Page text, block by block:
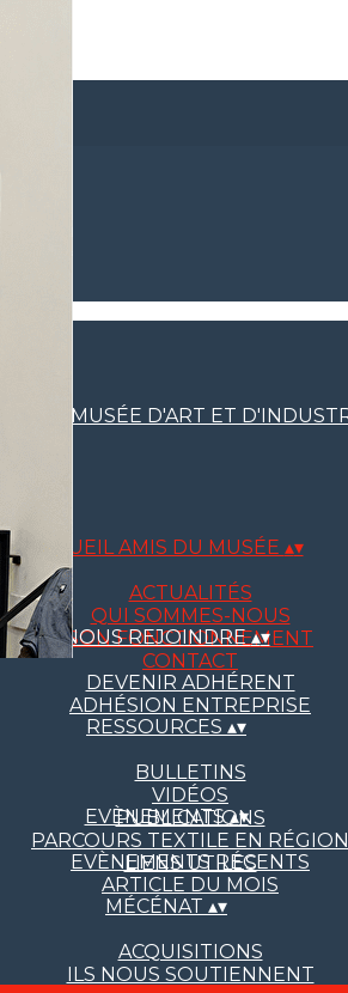
ACCUEIL AMIS DU MUSÉE ▴▾
ACTUALITÉS
QUI SOMMES-NOUS
SON FONCTIONNEMENT
CONTACT
NOUS REJOINDRE▴▾
DEVENIR ADHÉRENT
ADHÉSION ENTREPRISE
RESSOURCES ▴▾
BULLETINS
VIDÉOS
PUBLICATIONS
PARCOURS TEXTILE EN RÉGION
LIENS UTILES
EVÈNEMENTS▴▾
EVÈNEMENTS RÉCENTS
ARTICLE DU MOIS
MÉCÉNAT ▴▾
ACQUISITIONS
ILS NOUS SOUTIENNENT